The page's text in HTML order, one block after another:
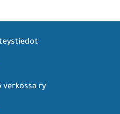
verkossa ry